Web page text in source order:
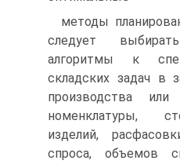
методы
следует
алгоритмы к
складских задач в
производства
номенклатуры,
изделий,
спроса, объемов